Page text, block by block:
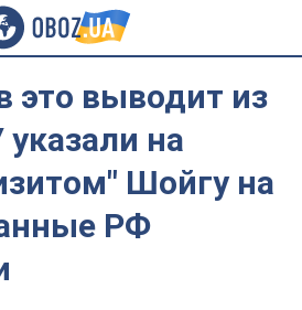
это выводит из
на
Шойгу на
РФ